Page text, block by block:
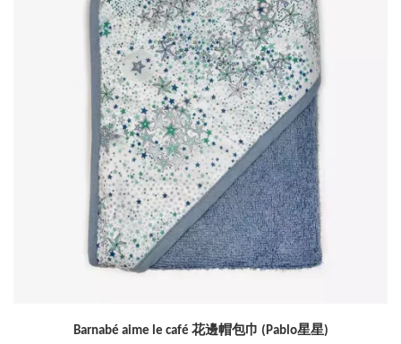
Barnabé aime le café 花邊帽包巾 (Pablo星星)